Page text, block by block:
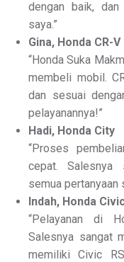
dengan baik,
saya.”
Gina, Honda CR-V
“Honda Suka
membeli mobil.
dan sesuai
pelayanannya!”
Hadi, Honda City
“Proses
cepat. Salesnya
semua pertanyaan
Indah, Honda
“Pelayanan di
Salesnya sangat
memiliki Civic